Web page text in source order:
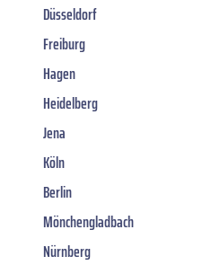
Düsseldorf
Freiburg
Hagen
Heidelberg
Jena
Köln
Berlin
Mönchengladbach
Nürnberg